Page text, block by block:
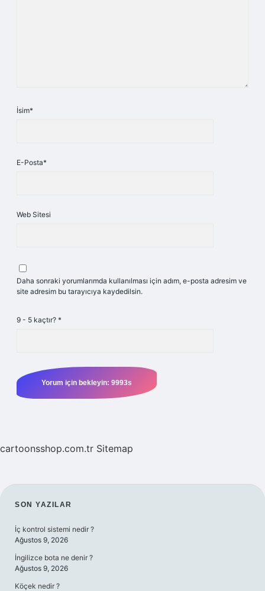
İsim*
E-Posta*
Web Sitesi
Daha sonraki yorumlarımda kullanılması için adım, e-posta adresim ve
site adresim bu tarayıcıya kaydedilsin.
9 - 5 kaçtır? *
cartoonsshop.com.tr Sitemap
SIDEBAR
SON YAZILAR
İç kontrol sistemi nedir ?
Ağustos 9, 2026
İngilizce bota ne denir ?
Ağustos 9, 2026
Köçek nedir ?